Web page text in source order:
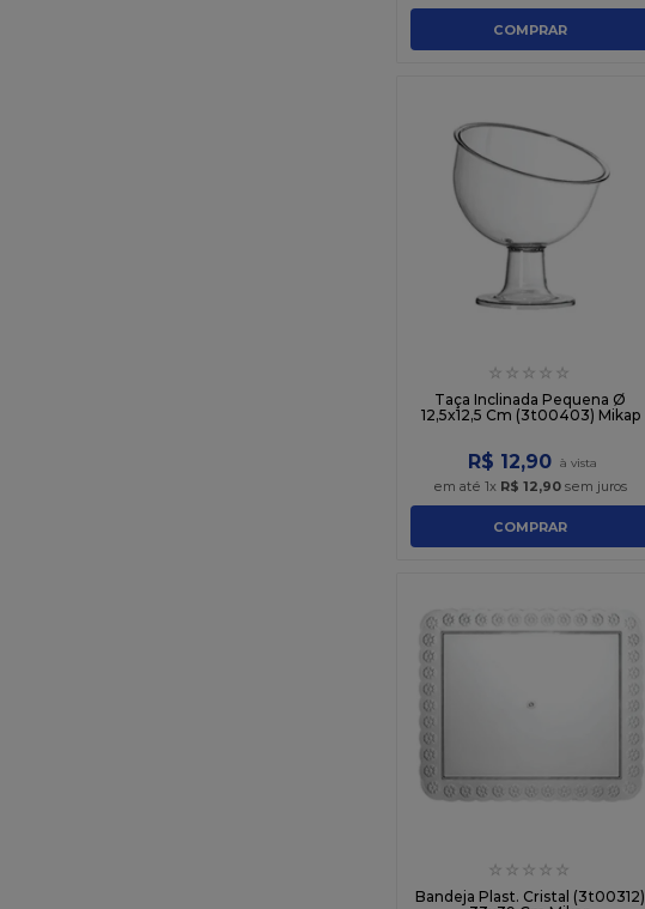
COMPRAR
☆ ☆ ☆ ☆ ☆
Taça Inclinada Pequena Ø
12,5x12,5 Cm (3t00403) Mikap
R$ 12,90
em até 1x R$ 12,90 sem juros
COMPRAR
☆ ☆ ☆ ☆ ☆
Bandeja Plast. Cristal (3t00312)